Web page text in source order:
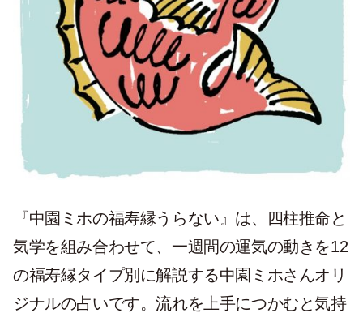
『中園ミホの福寿縁うらない』は、四柱推命と
気学を組み合わせて、一週間の運気の動きを12
の福寿縁タイプ別に解説する中園ミホさんオリ
ジナルの占いです。流れを上手につかむと気持